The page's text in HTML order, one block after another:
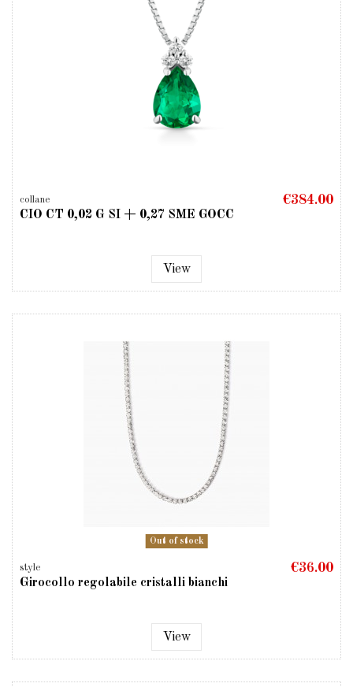
collane
CIO CT 0,02 G SI + 0,27 SME GOCC
€384.00
View
Out of stock
style
Girocollo regolabile cristalli bianchi
€36.00
View